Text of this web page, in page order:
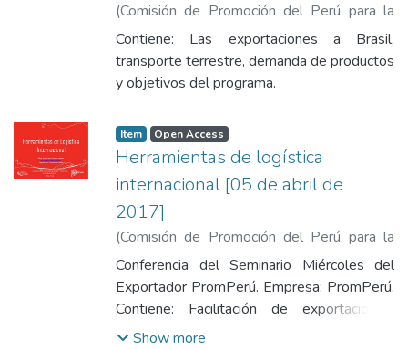
(Comisión de Promoción del Perú para la
Exportación y el Turismo,2017-04-05
Quispe Loyola, Natalia Jusselin
Contiene: Las exportaciones a Brasil,
transporte terrestre, demanda de productos
y objetivos del programa.
Item Open Access
Herramientas de logística
internacional [05 de abril de
2017]
(Comisión de Promoción del Perú para la
Exportación y el Turismo ,2017-04-05)
Ganoza Alemán, Juan Carlos
Conferencia del Seminario Miércoles del
Exportador PromPerú. Empresa: PromPerú.
Contiene: Facilitación de exportaciones,
actividades principales, departamento de
Show more